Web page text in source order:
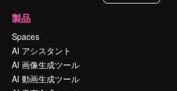
製品
Spaces
AI アシスタント
AI 画像生成ツール
AI 動画生成ツール